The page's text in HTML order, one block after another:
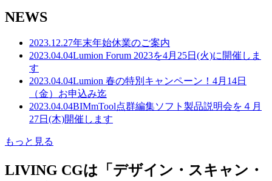
NEWS
2023.12.27年末年始休業のご案内
2023.04.04Lumion Forum 2023を4月25日(火)に開催しま
す
2023.04.04Lumion 春の特別キャンペーン！4月14日
（金）お申込み迄
2023.04.04BIMmTool点群編集ソフト製品説明会を４月
27日(木)開催します
もっと見る
LIVING CGは「デザイン・スキャン・